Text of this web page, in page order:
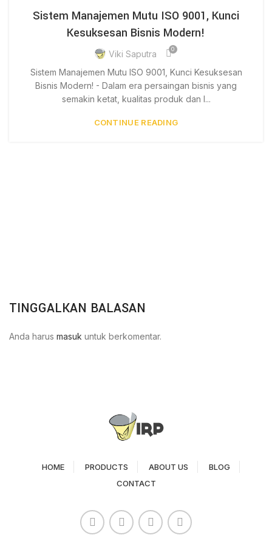
Sistem Manajemen Mutu ISO 9001, Kunci
Kesuksesan Bisnis Modern!
Viki Saputra 0
Sistem Manajemen Mutu ISO 9001, Kunci Kesuksesan
Bisnis Modern! - Dalam era persaingan bisnis yang
semakin ketat, kualitas produk dan l...
CONTINUE READING
TINGGALKAN BALASAN
Anda harus masuk untuk berkomentar.
HOME PRODUCTS ABOUT US
BLOG
CONTACT